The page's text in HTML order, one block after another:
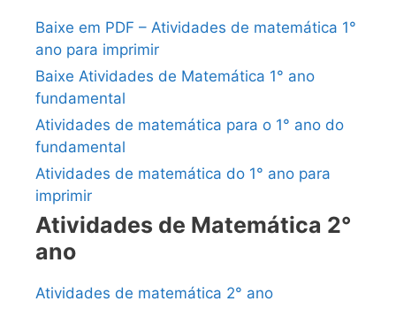
Baixe em PDF – Atividades de matemática 1°
ano para imprimir
Baixe Atividades de Matemática 1° ano
fundamental
Atividades de matemática para o 1° ano do
fundamental
Atividades de matemática do 1° ano para
imprimir
Atividades de Matemática 2°
ano
Atividades de matemática 2° ano